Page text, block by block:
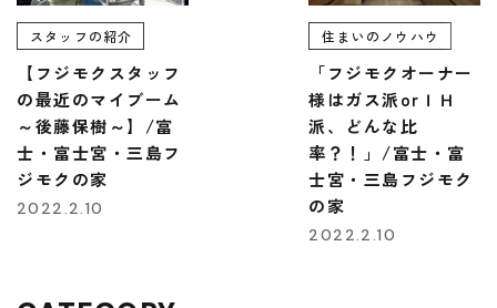
スタッフの紹介
【フジモクスタッフ
の最近のマイブーム
～後藤保樹～】/富
士・富士宮・三島フ
ジモクの家
2022.2.10
住まいのノウハウ
「フジモクオーナー
様はガス派orＩＨ
派、どんな比
率？！」/富士・富
士宮・三島フジモク
の家
2022.2.10